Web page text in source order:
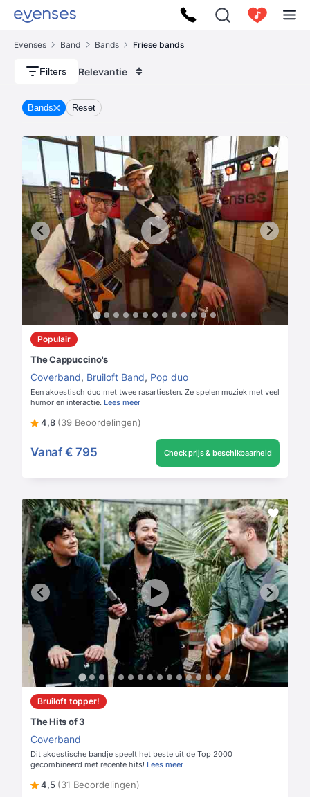
Evenses Band Bands Friese bands
Filters Relevantie
Bands Reset
Populair
The Cappuccino's
Coverband, Bruiloft Band, Pop duo
Een akoestisch duo met twee rasartiesten. Ze spelen muziek met veel
humor en interactie. Lees meer
4,8 (39 Beoordelingen)
Vanaf € 795 Check prijs & beschikbaarheid
Bruiloft topper!
The Hits of 3
Coverband
Dit akoestische bandje speelt het beste uit de Top 2000
gecombineerd met recente hits! Lees meer
4,5 (31 Beoordelingen)